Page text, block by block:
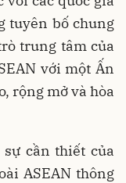
tuyên bố chung
trung tâm của
với một Ấn
rộng mở và hòa
cần thiết của
ASEAN thông